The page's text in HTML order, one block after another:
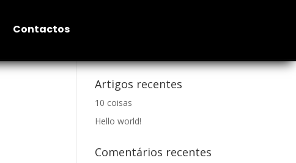
Contactos
Artigos recentes
10 coisas
Hello world!
Comentários recentes